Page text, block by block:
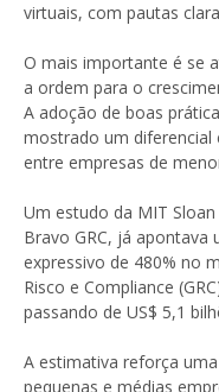
virtuais, com pautas
O mais importante é se
a ordem para o
A adoção de boas
mostrado um
entre empresas de
Um estudo da MIT
Bravo GRC, já
expressivo de 480% no
Risco e Compliance
passando de US$ 5,1
A estimativa reforça
pequenas e médias